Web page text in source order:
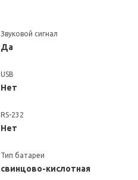
Звуковой сигнал
Да
USB
Нет
RS-232
Нет
Тип батареи
свинцово-кислотная